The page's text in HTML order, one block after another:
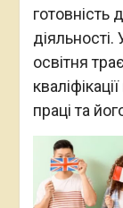
готовність
діяльності.
освітня
праці та